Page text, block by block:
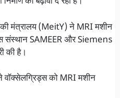
मंत्रालय (MeitY) ने MRI मशीन
संस्थान SAMEER और Siemens
की है।
ने वॉक्सेलग्रिड्स को MRI मशीन